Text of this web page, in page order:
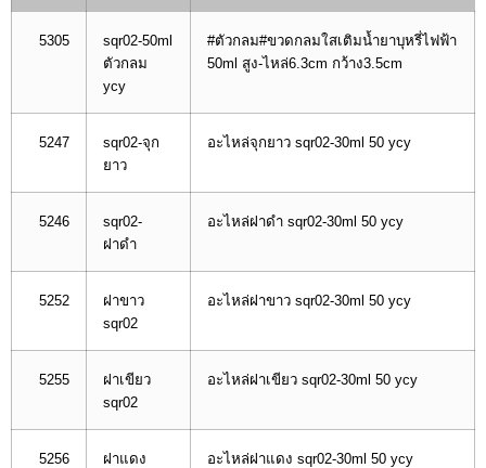
5305
sqr02-50ml
ตัวกลม
ycy
#ตัวกลม#ขวดกลมใสเติมน้ำยาบุหรี่ไฟฟ้า
50ml สูง-ไหล่6.3cm กว้าง3.5cm
5247
sqr02-จุก
ยาว
อะไหล่จุกยาว sqr02-30ml 50 ycy
5246
sqr02-
ฝาดำ
อะไหล่ฝาดำ sqr02-30ml 50 ycy
5252
ฝาขาว
sqr02
อะไหล่ฝาขาว sqr02-30ml 50 ycy
5255
ฝาเขียว
sqr02
อะไหล่ฝาเขียว sqr02-30ml 50 ycy
5256
ฝาแดง
อะไหล่ฝาแดง sqr02-30ml 50 ycy